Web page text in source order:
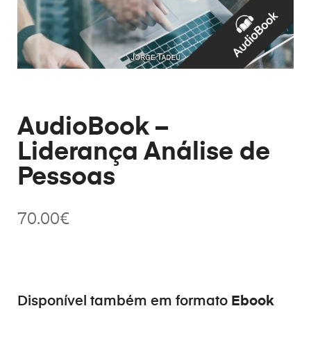
AudioBook –
Liderança Análise de
Pessoas
70.00€
Disponível também em formato Ebook